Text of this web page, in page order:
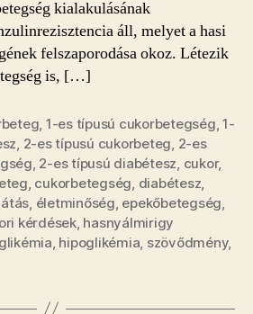
kialakulásának
áll, melyet a hasi
felszaporodása okoz. Létezik
is, […]
1-es típusú cukorbetegség ,1-
2-es típusú cukorbeteg 2-es
2-es típusú diabétesz cukor,
cukorbetegség diabétesz
életminőség epekőbetegség
kérdések, hasnyálmirigy
hipoglikémia szövődmény,